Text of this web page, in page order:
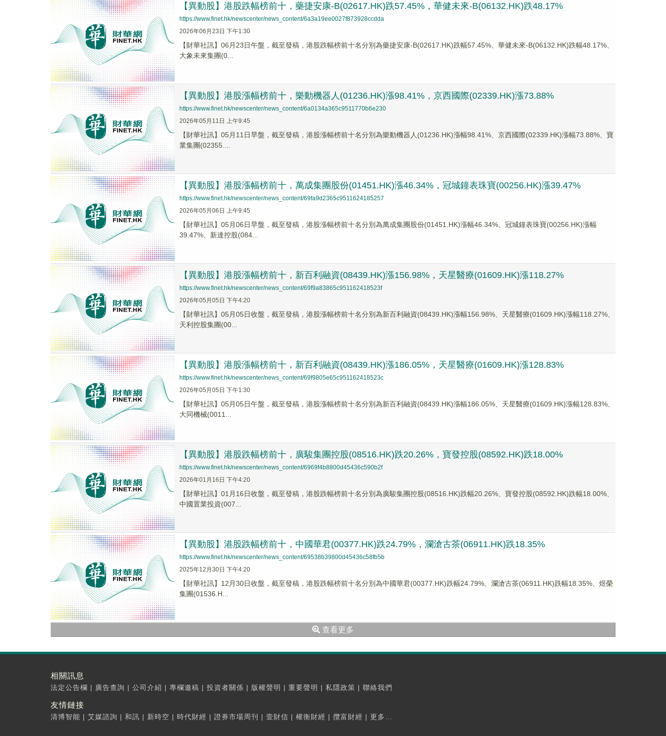
【異動股】港股跌幅榜前十，藥捷安康-B(02617.HK)跌57.45%，華健未來-B(06132.HK)跌48.17%
https://www.finet.hk/newscenter/news_content/6a3a19ee0027f873928ccdda
2026年06月23日 下午1:30
【財華社訊】06月23日午盤，截至發稿，港股跌幅榜前十名分別為藥捷安康-B(02617.HK)跌幅57.45%、華健未來-B(06132.HK)跌幅48.17%、
大象未來集團(0...
【異動股】港股漲幅榜前十，樂動機器人(01236.HK)漲98.41%，京西國際(02339.HK)漲73.88%
https://www.finet.hk/newscenter/news_content/6a0134a365c9511770b6e230
2026年05月11日 上午9:45
【財華社訊】05月11日早盤，截至發稿，港股漲幅榜前十名分別為樂動機器人(01236.HK)漲幅98.41%、京西國際(02339.HK)漲幅73.88%、寶
業集團(02355....
【異動股】港股漲幅榜前十，萬成集團股份(01451.HK)漲46.34%，冠城鐘表珠寶(00256.HK)漲39.47%
https://www.finet.hk/newscenter/news_content/69fa9d2365c9511624185257
2026年05月06日 上午9:45
【財華社訊】05月06日早盤，截至發稿，港股漲幅榜前十名分別為萬成集團股份(01451.HK)漲幅46.34%、冠城鐘表珠寶(00256.HK)漲幅
39.47%、新達控股(084...
【異動股】港股漲幅榜前十，新百利融資(08439.HK)漲156.98%，天星醫療(01609.HK)漲118.27%
https://www.finet.hk/newscenter/news_content/69f9a83865c951162418523f
2026年05月05日 下午4:20
【財華社訊】05月05日收盤，截至發稿，港股漲幅榜前十名分別為新百利融資(08439.HK)漲幅156.98%、天星醫療(01609.HK)漲幅118.27%、
天利控股集團(00...
【異動股】港股漲幅榜前十，新百利融資(08439.HK)漲186.05%，天星醫療(01609.HK)漲128.83%
https://www.finet.hk/newscenter/news_content/69f9805e65c951162418523c
2026年05月05日 下午1:30
【財華社訊】05月05日午盤，截至發稿，港股漲幅榜前十名分別為新百利融資(08439.HK)漲幅186.05%、天星醫療(01609.HK)漲幅128.83%、
大同機械(0011...
【異動股】港股跌幅榜前十，廣駿集團控股(08516.HK)跌20.26%，寶發控股(08592.HK)跌18.00%
https://www.finet.hk/newscenter/news_content/6969f4b8800d45436c590b2f
2026年01月16日 下午4:20
【財華社訊】01月16日收盤，截至發稿，港股跌幅榜前十名分別為廣駿集團控股(08516.HK)跌幅20.26%、寶發控股(08592.HK)跌幅18.00%、
中國置業投資(007...
【異動股】港股跌幅榜前十，中國華君(00377.HK)跌24.79%，瀾滄古茶(06911.HK)跌18.35%
https://www.finet.hk/newscenter/news_content/69538b39800d45436c58fb5b
2025年12月30日 下午4:20
【財華社訊】12月30日收盤，截至發稿，港股跌幅榜前十名分別為中國華君(00377.HK)跌幅24.79%、瀾滄古茶(06911.HK)跌幅18.35%、煜榮
集團(01536.H...
查看更多
相關訊息
法定公告欄 | 廣告查詢 | 公司介紹 | 專欄邀稿 | 投資者關係 | 版權聲明 | 重要聲明 | 私隱政策 | 聯絡我們
友情鏈接
清博智能 | 艾媒諮詢 | 和訊 | 新時空 | 時代財經 | 證券市場周刊 | 壹財信 | 權衡財經 | 攬富財經 | 更多...